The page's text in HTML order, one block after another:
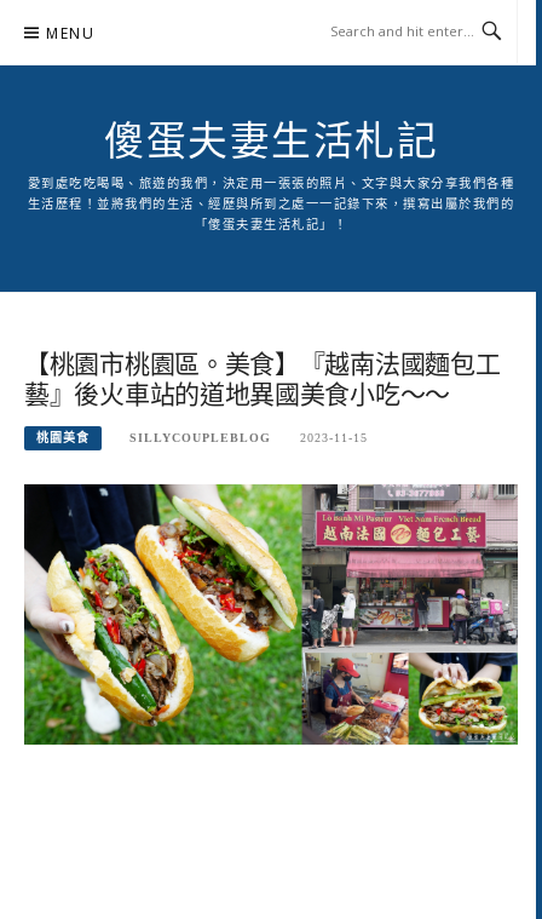
content
MENU
傻蛋夫妻生活札記
愛到處吃吃喝喝、旅遊的我們，決定用一張張的照片、文字與大家分享我們各種
生活歷程！並將我們的生活、經歷與所到之處一一記錄下來，撰寫出屬於我們的
「傻蛋夫妻生活札記」！
【桃園市桃園區。美食】『越南法國麵包工
藝』後火車站的道地異國美食小吃～～
桃園美食 SILLYCOUPLEBLOG 2023-11-15